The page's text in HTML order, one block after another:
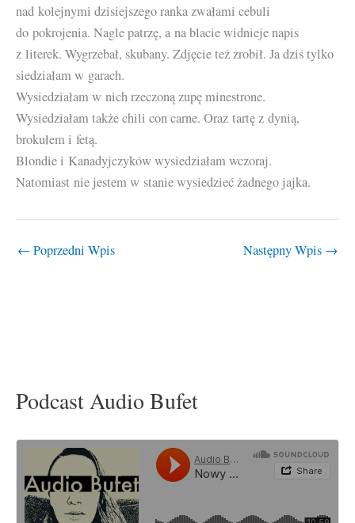
nad kolejnymi dzisiejszego ranka zwałami cebuli
do pokrojenia. Nagle patrzę, a na blacie widnieje napis
z literek. Wygrzebał, skubany. Zdjęcie też zrobił. Ja dziś tylko
siedziałam w garach.
Wysiedziałam w nich rzeczoną zupę minestrone.
Wysiedziałam także chili con carne. Oraz tartę z dynią,
brokułem i fetą.
Blondie i Kanadyjczyków wysiedziałam wczoraj.
Natomiast nie jestem w stanie wysiedzieć żadnego jajka.
← Poprzedni Wpis Następny Wpis →
Podcast Audio Bufet